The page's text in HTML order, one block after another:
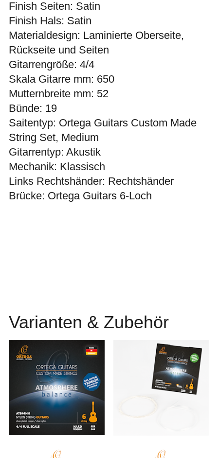
Finish Seiten: Satin
Finish Hals: Satin
Materialdesign: Laminierte Oberseite,
Rückseite und Seiten
Gitarrengröße: 4/4
Skala Gitarre mm: 650
Mutternbreite mm: 52
Bünde: 19
Saitentyp: Ortega Guitars Custom Made
String Set, Medium
Gitarrentyp: Akustik
Mechanik: Klassisch
Links Rechtshänder: Rechtshänder
Brücke: Ortega Guitars 6-Loch
Varianten & Zubehör